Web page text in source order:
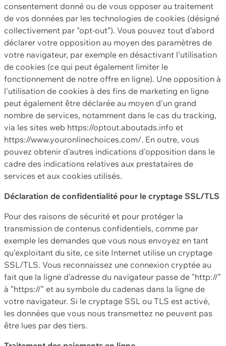
consentement donné ou de vous opposer au traitement
de vos données par les technologies de cookies (désigné
collectivement par "opt-out"). Vous pouvez tout d'abord
déclarer votre opposition au moyen des paramètres de
votre navigateur, par exemple en désactivant l'utilisation
de cookies (ce qui peut également limiter le
fonctionnement de notre offre en ligne). Une opposition à
l'utilisation de cookies à des fins de marketing en ligne
peut également être déclarée au moyen d'un grand
nombre de services, notamment dans le cas du tracking,
via les sites web https://optout.aboutads.info et
https://www.youronlinechoices.com/. En outre, vous
pouvez obtenir d'autres indications d'opposition dans le
cadre des indications relatives aux prestataires de
services et aux cookies utilisés.
Déclaration de confidentialité pour le cryptage SSL/TLS
Pour des raisons de sécurité et pour protéger la
transmission de contenus confidentiels, comme par
exemple les demandes que vous nous envoyez en tant
qu'exploitant du site, ce site Internet utilise un cryptage
SSL/TLS. Vous reconnaissez une connexion cryptée au
fait que la ligne d'adresse du navigateur passe de "http://"
à "https://" et au symbole du cadenas dans la ligne de
votre navigateur. Si le cryptage SSL ou TLS est activé,
les données que vous nous transmettez ne peuvent pas
être lues par des tiers.